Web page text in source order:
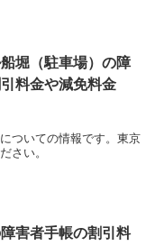
堀（駐車場）の障
料金や減免料金
ついての情報です。東京
さい。
害者手帳の割引料